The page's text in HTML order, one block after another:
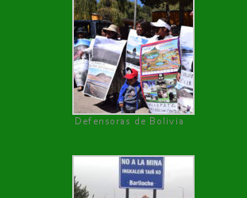
Defensoras de Bolivia